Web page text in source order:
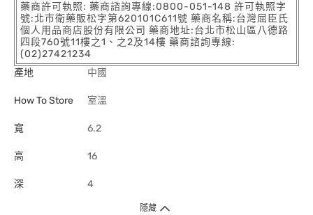
藥商許可執照: 藥商諮詢專線:0800-051-148 許可執照字
號:北市衛藥販松字第620101C611號 藥商名稱:台灣屈臣氏
個人用品商店股份有限公司 藥商地址:台北市松山區八德路
四段760號11樓之1、之2及14樓 藥商諮詢專線:
(02)27421234
產地
中國
How To Store 室溫
寬 6.2
高 16
深 4
隱藏